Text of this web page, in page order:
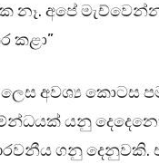
නෑ. අපේ
කළා”
අවශ්‍ය කොටස
යනු
ගනු දෙනුවකි.